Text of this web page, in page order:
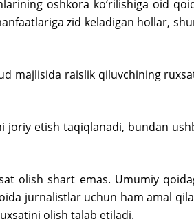
oshkora ko‘rilishiga oid
zid keladigan hollar,
majlisida raislik qiluvchining
etish taqiqlanadi, bundan
olish shart emas. Umumiy
jurnalistlar uchun ham amal
olish talab etiladi.